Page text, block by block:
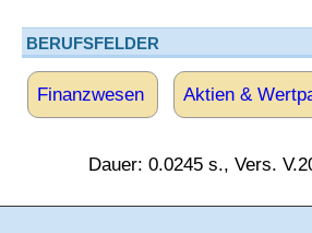
BERUFSFELDER
Finanzwesen Aktien &
Dauer: 0.0245 s., Vers.